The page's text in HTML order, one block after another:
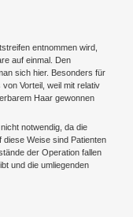
entnommen wird,
auf einmal. Den
sich hier. Besonders für
Vorteil, weil mit relativ
Haar gewonnen
notwendig, da die
diese Weise sind Patienten
der Operation fallen
und die umliegenden